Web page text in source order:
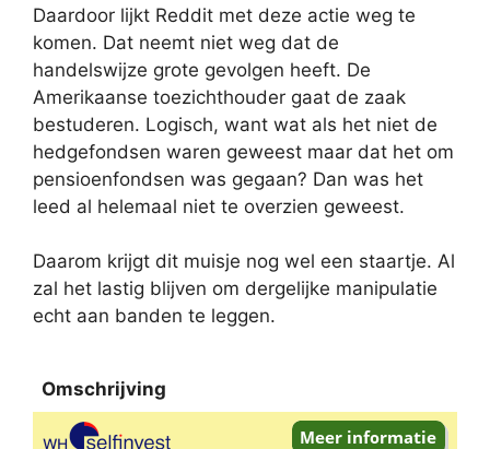
Daardoor lijkt Reddit met deze actie weg te
komen. Dat neemt niet weg dat de
handelswijze grote gevolgen heeft. De
Amerikaanse toezichthouder gaat de zaak
bestuderen. Logisch, want wat als het niet de
hedgefondsen waren geweest maar dat het om
pensioenfondsen was gegaan? Dan was het
leed al helemaal niet te overzien geweest.
Daarom krijgt dit muisje nog wel een staartje. Al
zal het lastig blijven om dergelijke manipulatie
echt aan banden te leggen.
Omschrijving
Omschrijving